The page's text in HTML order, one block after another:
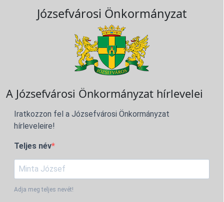
Józsefvárosi Önkormányzat
A Józsefvárosi Önkormányzat hírlevelei
Iratkozzon fel a Józsefvárosi Önkormányzat
hírleveleire!
Teljes név
Adja meg teljes nevét!